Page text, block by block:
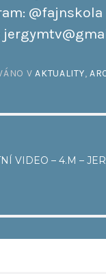
@fajnskola
VAKTUALITY,
VIDEO – 4.M –